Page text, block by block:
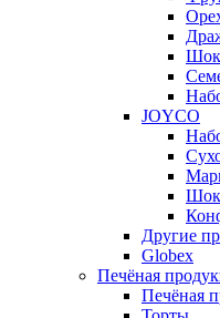
JOYCO
Другие
Globex
Печёная
Печёная